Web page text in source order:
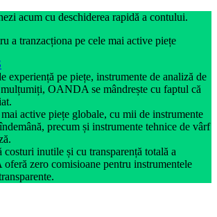
acum cu deschiderea rapidă a contului.
a tranzacționa pe cele mai active piețe
experiență pe piețe, instrumente de analiză de
OANDA se mândrește cu faptul că
active piețe globale, cu mii de instrumente
precum și instrumente tehnice de vârf
costuri inutile și cu transparență totală a
zero comisioane pentru instrumentele